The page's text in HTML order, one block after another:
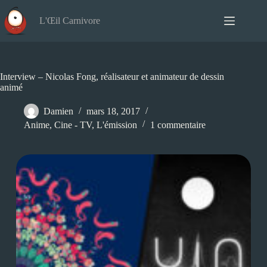
au
contenu
L'Œil Carnivore
Interview – Nicolas Fong, réalisateur et animateur de dessin
animé
Damien
mars 18, 2017
Anime, Cine - TV, L'émission 1 commentaire